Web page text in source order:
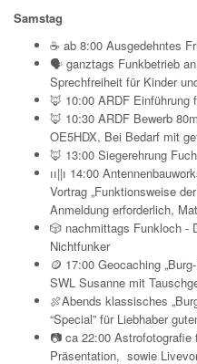
Samstag
☕ ab 8:00 Ausgedehntes
🗣 ganztags Funkbetrieb
Sprechfreiheit für Kinder
🦊 10:00 ARDF Einführung
🦊 10:30 ARDF Bewerb
OE5HDX, Bei Bedarf mit
🦊 13:00 Siegerehrung
၊၊||၊ 14:00
Vortrag „Funktionsweise
Anmeldung erforderlich,
🎲 nachmittags Funkloch -
Nichtfunker
🪙 17:00 Geocaching
SWL Susanne mit
🍖Abends klassisches
“Special” für Liebhaber
📷 ca 22:00 Astrofotografie
Präsentation, sowie